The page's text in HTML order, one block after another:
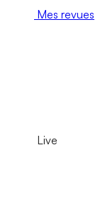
Mes revues
Live